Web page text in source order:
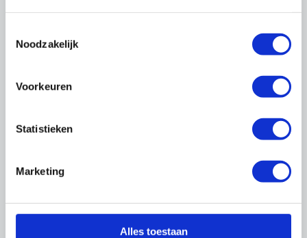
Noodzakelijk
Voorkeuren
Statistieken
Marketing
Alles toestaan
een adviesbureau,
organisatieadviseur en specialist op het gebied
van HR/P&O-afdelingen en